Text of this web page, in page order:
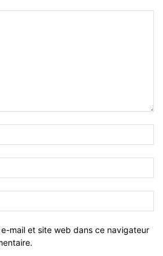
mail et site web dans ce navigateur